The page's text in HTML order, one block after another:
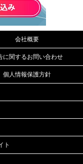
会社概要
に関するお問い合わせ
個人情報保護方針
ト